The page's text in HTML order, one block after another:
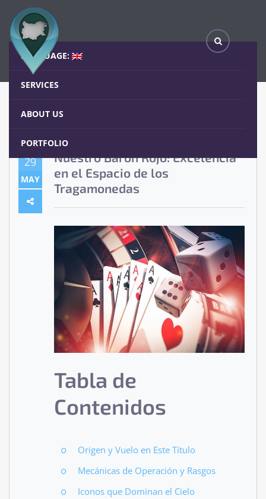
LANGUAGE:
SERVICES
ABOUT US
PORTFOLIO
Home Blog
29
MAY
Nuestro Baron Rojo: Excelencia
en el Espacio de los
Tragamonedas
Tabla de
Contenidos
Origen y Vuelo en Este Título
Mecánicas de Operación y Rasgos
Iconos que Dominan el Cielo